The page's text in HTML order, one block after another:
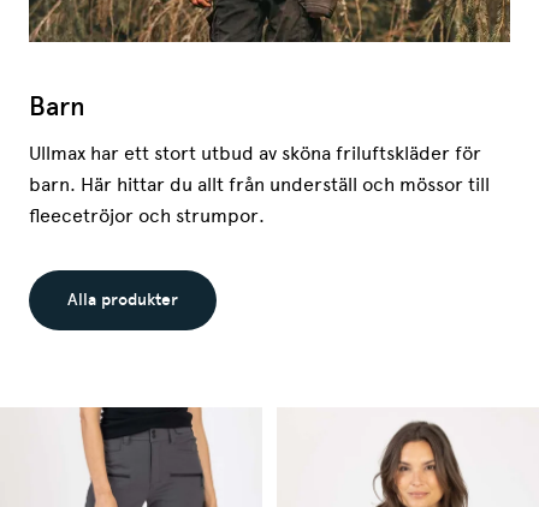
Barn
Ullmax har ett stort utbud av sköna friluftskläder för
barn. Här hittar du allt från underställ och mössor till
fleecetröjor och strumpor.
Alla produkter